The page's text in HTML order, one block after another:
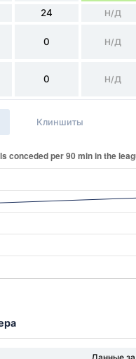
24 Н/Д
0 Н/Д
0 Н/Д
Клиншиты